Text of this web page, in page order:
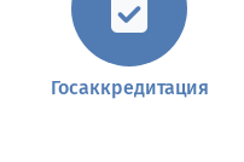
Госаккредитация